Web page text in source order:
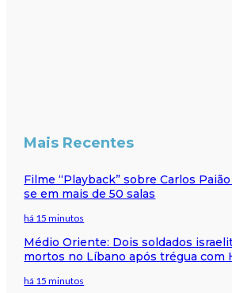
Mais Recentes
Filme “Playback” sobre Carlos
se em mais de 50 salas
há 15 minutos
Médio Oriente: Dois soldados
mortos no Líbano após trégua com
há 15 minutos